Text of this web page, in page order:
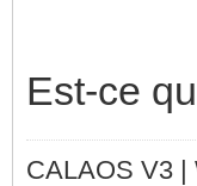
Est-ce
CALAOS V3 |